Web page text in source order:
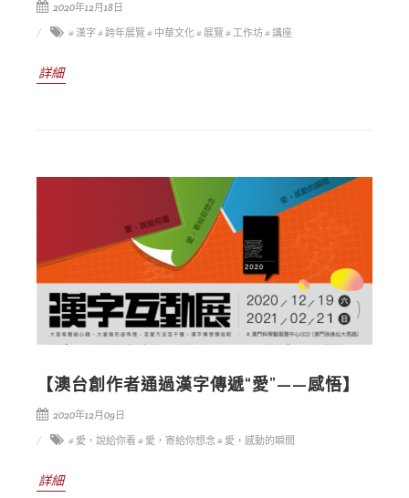
2020年12月18日
# 漢字 # 跨年展覽# 中華文化# 展覽# 工作坊# 講座
詳細
【澳台創作者通過漢字傳遞“愛”——感悟】
2020年12月09日
# 愛，說給你看# 愛，寄給你想念# 愛，感動的瞬間
詳細